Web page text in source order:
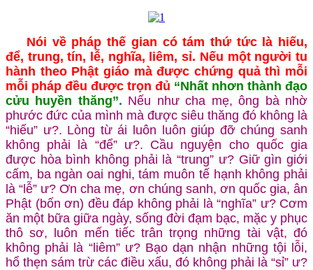
Nói về pháp thế gian có tám thứ tức là hiếu,
để, trung, tín, lễ, nghĩa, liêm, sỉ. Nếu một người tu
hành theo Phật giáo mà được chứng quả thì mỗi
mỗi pháp đều được trọn đủ “Nhất nhơn thành đạo
cửu huyền thăng”. Nếu như cha mẹ, ông bà nhờ
phước đức của mình mà được siêu thăng đó không là
“hiếu” ư?. Lòng từ ái luôn luôn giúp đỡ chúng sanh
không phải là “để” ư?. Cầu nguyện cho quốc gia
được hòa bình không phải là “trung” ư? Giữ gìn giới
cấm, ba ngàn oai nghi, tám muôn tế hạnh không phải
là “lễ” ư? Ơn cha mẹ, ơn chúng sanh, ơn quốc gia, ân
Phật (bốn ơn) đều đáp không phải là “nghĩa” ư? Cơm
ăn một bữa giữa ngày, sống đời đạm bạc, mặc y phục
thô sơ, luôn mến tiếc trân trọng những tài vật, đó
không phải là “liêm” ư? Bạo dạn nhận những tội lỗi,
hổ thẹn sám trừ các điều xấu, đó không phải là “sỉ” ư?